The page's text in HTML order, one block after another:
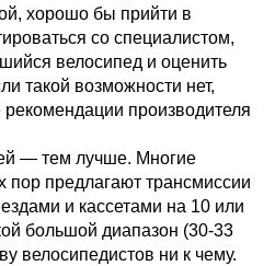
хорошо бы прийти в
со специалистом,
велосипед и оценить
такой возможности нет,
рекомендации производителя
— тем лучше. Многие
пор предлагают трансмиссии
и кассетами на 10 или
большой диапазон (30-33
велосипедистов ни к чему.